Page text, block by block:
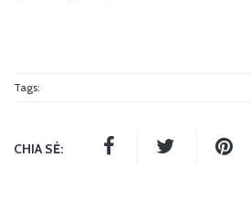
Tags:
CHIA SẺ: